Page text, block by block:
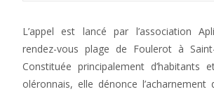
L’appel est lancé par l’association
rendez-vous plage de Foulerot à
Constituée principalement d’habitants
oléronnais, elle dénonce l’acharnement